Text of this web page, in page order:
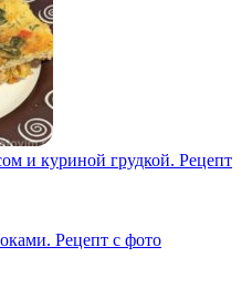
и куриной грудкой. Рецепт
Рецепт с фото